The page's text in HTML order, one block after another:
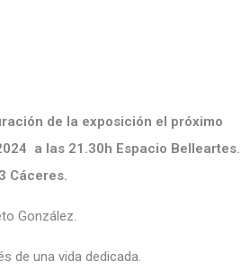
de la exposición el próximo
a las 21.30h Espacio Belleartes.
Cáceres.
González.
de una vida dedicada.